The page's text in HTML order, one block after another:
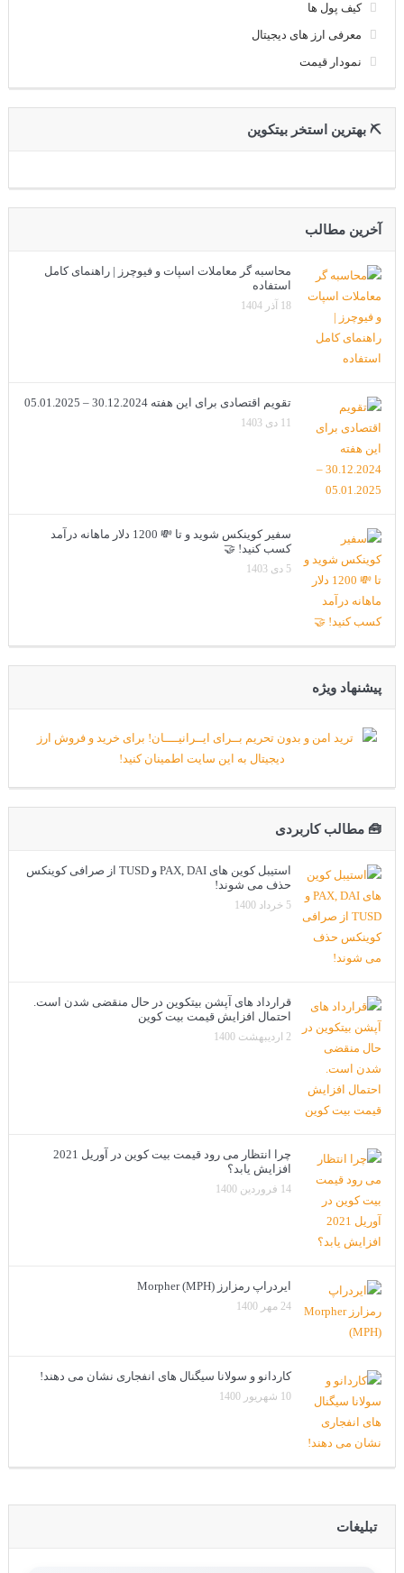
کیف پول ها
معرفی ارز های دیجیتال
نمودار قیمت
⛏ بهترین استخر بیتکوین
آخرین مطالب
محاسبه گر معاملات اسپات و فیوچرز | راهنمای کامل
استفاده
18 آذر 1404
تقویم اقتصادی برای این هفته 30.12.2024 – 05.01.2025
11 دی 1403
سفیر کوینکس شوید و تا 💸 1200 دلار ماهانه درآمد
کسب کنید! 🤝
5 دی 1403
پیشنهاد ویژه
🧰 مطالب کاربردی
استیبل کوین های PAX, DAI و TUSD از صرافی کوینکس
حذف می شوند!
5 خرداد 1400
قرارداد های آپشن بیتکوین در حال منقضی شدن است.
احتمال افزایش قیمت بیت کوین
2 اردیبهشت 1400
چرا انتظار می رود قیمت بیت کوین در آوریل 2021
افزایش یابد؟
14 فروردین 1400
ایردراپ رمزارز Morpher (MPH)
24 مهر 1400
کاردانو و سولانا سیگنال های انفجاری نشان می دهند!
10 شهریور 1400
تبلیغات